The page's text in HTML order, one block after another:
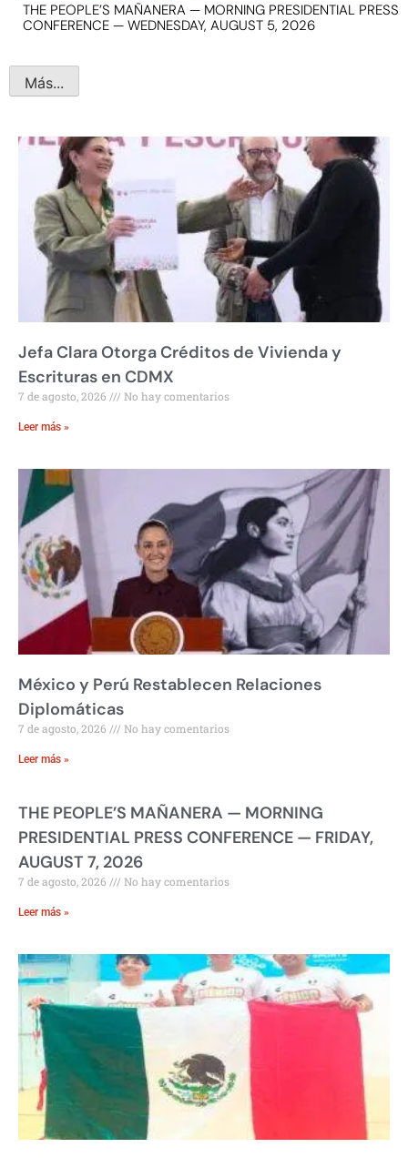
THE PEOPLE’S MAÑANERA — MORNING PRESIDENTIAL PRESS
CONFERENCE — WEDNESDAY, AUGUST 5, 2026
Más...
Jefa Clara Otorga Créditos de Vivienda y
Escrituras en CDMX
7 de agosto, 2026 No hay comentarios
Leer más »
México y Perú Restablecen Relaciones
Diplomáticas
7 de agosto, 2026 No hay comentarios
Leer más »
THE PEOPLE’S MAÑANERA — MORNING
PRESIDENTIAL PRESS CONFERENCE — FRIDAY,
AUGUST 7, 2026
7 de agosto, 2026 No hay comentarios
Leer más »